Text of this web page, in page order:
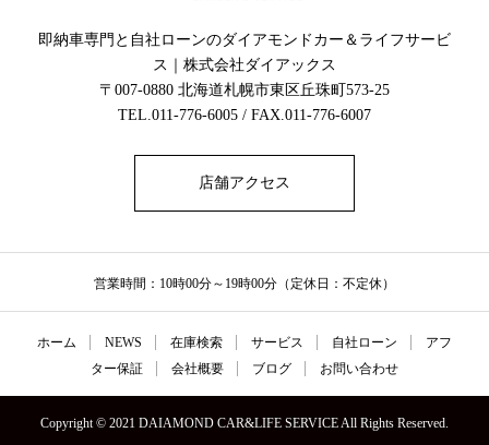
即納車専門と自社ローンのダイアモンドカー＆ライフサービ
ス｜株式会社ダイアックス
〒007-0880 北海道札幌市東区丘珠町573-25
TEL.011-776-6005 / FAX.011-776-6007
店舗アクセス
営業時間：10時00分～19時00分（定休日：不定休）
ホーム NEWS 在庫検索 サービス 自社ローン
アフ
ター保証
会社概要 ブログ お問い合わせ
Copyright © 2021 DAIAMOND CAR&LIFE SERVICE All Rights Reserved.